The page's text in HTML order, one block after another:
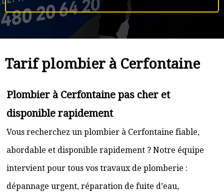
Tarif plombier à Cerfontaine
Plombier à Cerfontaine pas cher et
disponible rapidement
Vous recherchez un plombier à Cerfontaine fiable,
abordable et disponible rapidement ? Notre équipe
intervient pour tous vos travaux de plomberie :
dépannage urgent, réparation de fuite d’eau,